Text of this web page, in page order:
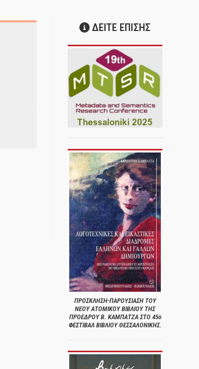
ΔΕΙΤΕ ΕΠΙΣΗΣ
ΠΡΟΣΚΛΗΣΗ-ΠΑΡΟΥΣΙΑΣΗ ΤΟΥ
ΝΕΟΥ ΑΤΟΜΙΚΟΥ ΒΙΒΛΙΟΥ ΤΗΣ
ΠΡΟΕΔΡΟΥ Β. ΚΑΜΠΑΤΖΑ ΣΤΟ 45ο
ΦΕΣΤΙΒΑΛ ΒΙΒΛΙΟΥ ΘΕΣΣΑΛΟΝΙΚΗΣ.